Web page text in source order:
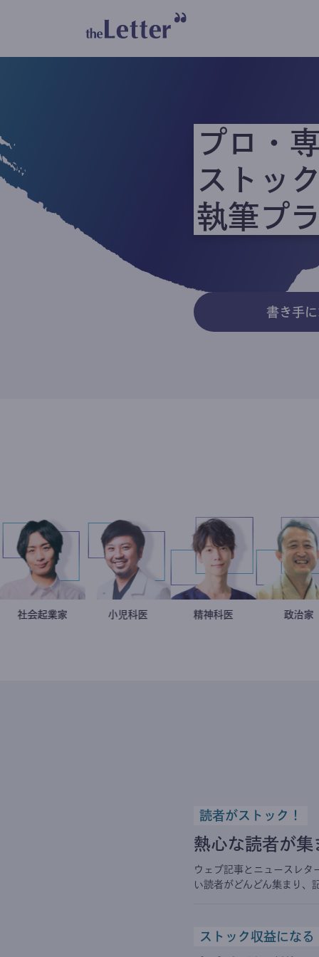
プロ・
ストッ
執筆プ
書き手
駒崎弘樹
社会起業家 今西洋介
小児科医 藤野智哉
精神科医
読者がストック！
熱心な読者が集
ウェブ記事とニュースレタ
い読者がどんどん集まり、
ストック収益になる